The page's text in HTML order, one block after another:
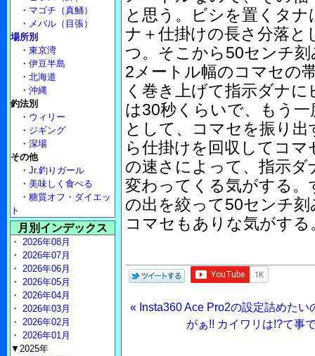
と思う。ビシを置くタ
ナ＋仕掛けの長さ分落と
つ。そこから50センチ
2メートル幅のコマセの
く巻き上げて指示ダナ
は30秒くらいで、もう
として、コマセを振り
ら仕掛けを回収してコ
の速さによって、指示
変わってくる気がする
の出を絞って50センチ
コマセもありな気がする
« Insta360 Ace Pro2の設定詰めたい
がぁ!! カイワリは!?て事
・ マゴチ（真鯒）
・ メバル（目張）
場所別
・ 東京湾
・ 伊豆半島
・ 北海道
・ 沖縄
釣法別
・ ウィリー
・ ジギング
・ 深場
その他
・ Jr.釣りガール
・ 美味しく食べる
・ 糖質オフ・ダイエッ
ト
月別インデックス
・ 2026年08月
・ 2026年07月
・ 2026年06月
・ 2026年05月
・ 2026年04月
・ 2026年03月
・ 2026年02月
・ 2026年01月
▼2025年